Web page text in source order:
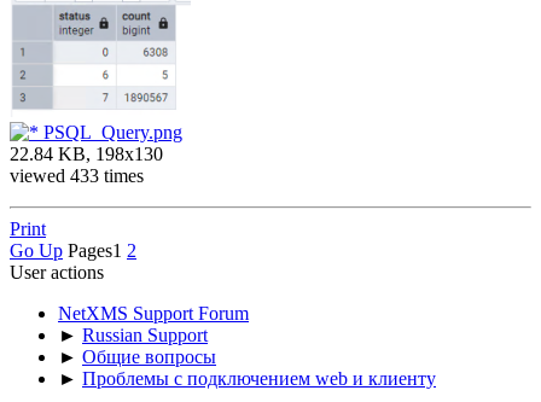
PSQL_Query.png
22.84 KB, 198x130
viewed 433 times
Print
Go Up Pages1 2
User actions
NetXMS Support Forum
► Russian Support
► Общие вопросы
► Проблемы с подключением web и клиенту